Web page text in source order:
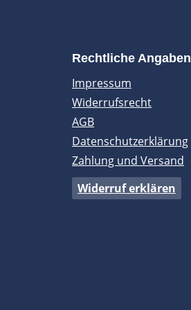
Rechtliche Angaben
Impressum
Widerrufsrecht
AGB
Datenschutzerklärung
Zahlung und Versand
Widerruf erklären